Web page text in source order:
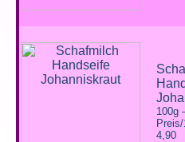
100g
4,90